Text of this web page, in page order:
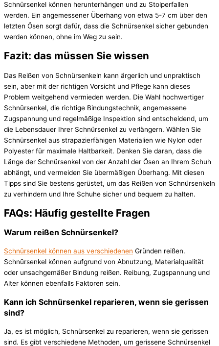
Schnürsenkel können herunterhängen und zu Stolperfallen
werden. Ein angemessener Überhang von etwa 5-7 cm über den
letzten Ösen sorgt dafür, dass die Schnürsenkel sicher gebunden
werden können, ohne im Weg zu sein.
Fazit: das müssen Sie wissen
Das Reißen von Schnürsenkeln kann ärgerlich und unpraktisch
sein, aber mit der richtigen Vorsicht und Pflege kann dieses
Problem weitgehend vermieden werden. Die Wahl hochwertiger
Schnürsenkel, die richtige Bindungstechnik, angemessene
Zugspannung und regelmäßige Inspektion sind entscheidend, um
die Lebensdauer Ihrer Schnürsenkel zu verlängern. Wählen Sie
Schnürsenkel aus strapazierfähigen Materialien wie Nylon oder
Polyester für maximale Haltbarkeit. Denken Sie daran, dass die
Länge der Schnürsenkel von der Anzahl der Ösen an Ihrem Schuh
abhängt, und vermeiden Sie übermäßigen Überhang. Mit diesen
Tipps sind Sie bestens gerüstet, um das Reißen von Schnürsenkeln
zu verhindern und Ihre Schuhe sicher und bequem zu halten.
FAQs: Häufig gestellte Fragen
Warum reißen Schnürsenkel?
Schnürsenkel können aus verschiedenen Gründen reißen.
Schnürsenkel können aufgrund von Abnutzung, Materialqualität
oder unsachgemäßer Bindung reißen. Reibung, Zugspannung und
Alter können ebenfalls Faktoren sein.
Kann ich Schnürsenkel reparieren, wenn sie gerissen
sind?
Ja, es ist möglich, Schnürsenkel zu reparieren, wenn sie gerissen
sind. Es gibt verschiedene Methoden, um gerissene Schnürsenkel